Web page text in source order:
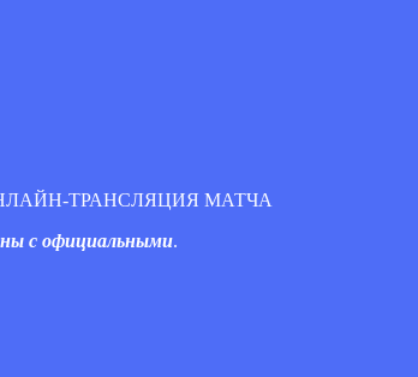
ТРАНСЛЯЦИЯ МАТЧА
с официальными.